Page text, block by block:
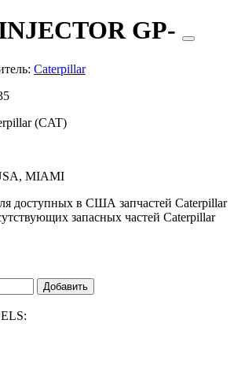
GP-
Caterpillar
(CAT)
MIAMI
доступных в США запчастей Caterpillar
запасных частей Caterpillar
Добавить